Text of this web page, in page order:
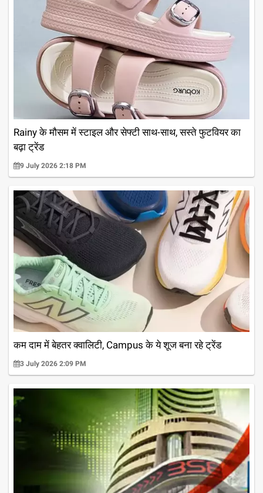
Rainy के मौसम में स्टाइल और सेफ्टी साथ-साथ, सस्ते फुटवियर का
बढ़ा ट्रेंड
9 July 2026 2:18 PM
कम दाम में बेहतर क्वालिटी, Campus के ये शूज बना रहे ट्रेंड
3 July 2026 2:09 PM